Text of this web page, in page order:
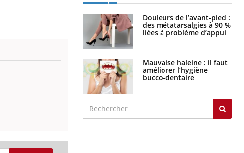
Douleurs de l’avant-pied :
des métatarsalgies à 90 %
liées à problème d’appui
Mauvaise haleine : il faut
améliorer l’hygiène
bucco-dentaire